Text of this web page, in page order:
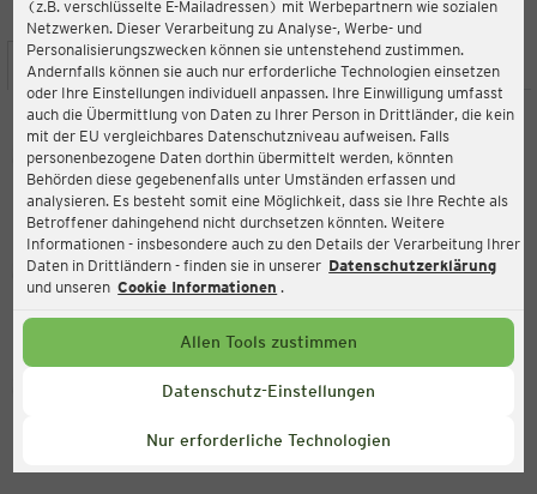
(z.B. verschlüsselte E-Mailadressen) mit Werbepartnern wie sozialen
Netzwerken. Dieser Verarbeitung zu Analyse-, Werbe- und
Personalisierungszwecken können sie untenstehend zustimmen.
Andernfalls können sie auch nur erforderliche Technologien einsetzen
oder Ihre Einstellungen individuell anpassen. Ihre Einwilligung umfasst
auch die Übermittlung von Daten zu Ihrer Person in Drittländer, die kein
mit der EU vergleichbares Datenschutzniveau aufweisen. Falls
personenbezogene Daten dorthin übermittelt werden, könnten
Behörden diese gegebenenfalls unter Umständen erfassen und
analysieren. Es besteht somit eine Möglichkeit, dass sie Ihre Rechte als
Betroffener dahingehend nicht durchsetzen könnten. Weitere
Informationen - insbesondere auch zu den Details der Verarbeitung Ihrer
Daten in Drittländern - finden sie in unserer Datenschutzerklärung
und unseren Cookie Informationen .
Allen Tools zustimmen
Datenschutz-Einstellungen
Nur erforderliche Technologien
4,2
Bewertung:
STANDORT SERVICES SORTIMENT AKTIONEN
Ernsting's family
Mittelstraße 6, 36088 Hünfeld
Aktuell:
Geöffnet
Service Hotline
Montag bis Freitag 8-18 Uhr